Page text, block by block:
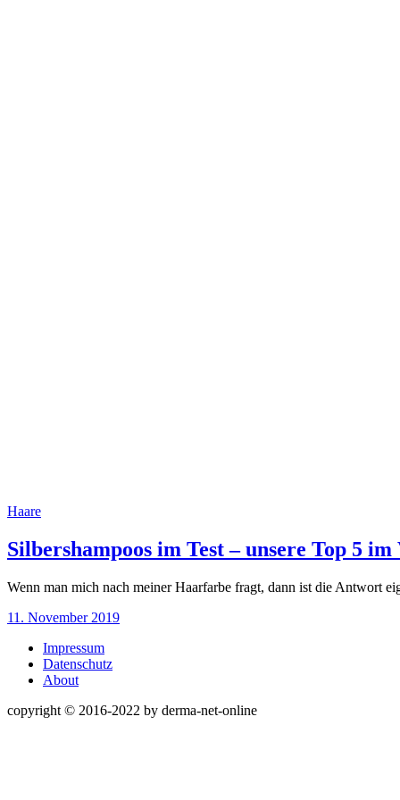
Haare
Silbershampoos im Test – unsere Top 5
Wenn man mich nach meiner Haarfarbe fragt, dann ist die Antwort
11. November 2019
Impressum
Datenschutz
About
copyright © 2016-2022 by derma-net-online